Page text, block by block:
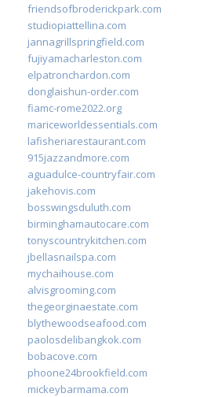
friendsofbroderickpark.com
studiopiattellina.com
jannagrillspringfield.com
fujiyamacharleston.com
elpatronchardon.com
donglaishun-order.com
fiamc-rome2022.org
mariceworldessentials.com
lafisheriarestaurant.com
915jazzandmore.com
aguadulce-countryfair.com
jakehovis.com
bosswingsduluth.com
birminghamautocare.com
tonyscountrykitchen.com
jbellasnailspa.com
mychaihouse.com
alvisgrooming.com
thegeorginaestate.com
blythewoodseafood.com
paolosdelibangkok.com
bobacove.com
phoone24brookfield.com
mickeybarmama.com